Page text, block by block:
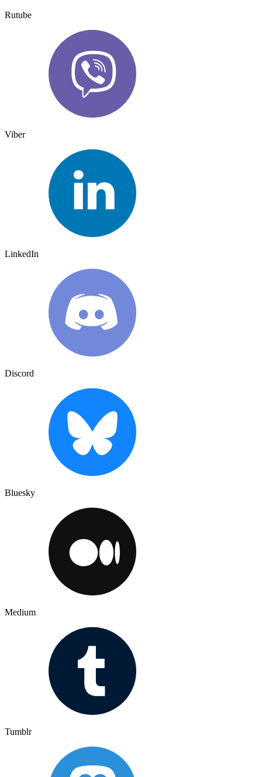
Rutube
Viber
LinkedIn
Discord
Bluesky
Medium
Tumblr